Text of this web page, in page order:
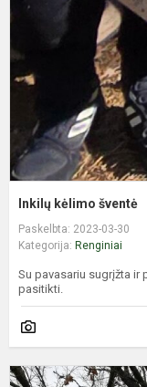
Inkilų kėlimo šventė
Paskelbta: 2023-03-30
Kategorija: Renginiai
Su pavasariu sugrįžta ir
pasitikti.